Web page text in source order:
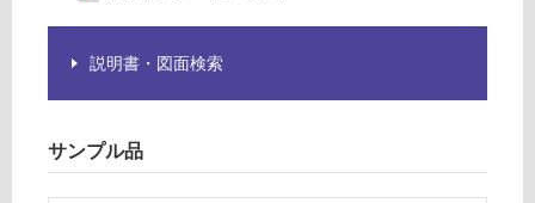
説明書・図面検索
サンプル品